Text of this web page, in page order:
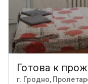
Готова к
г. Гродно,